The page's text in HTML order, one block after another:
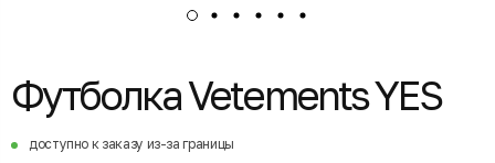
Футболка Vetements YES
доступно к заказу из-за границы